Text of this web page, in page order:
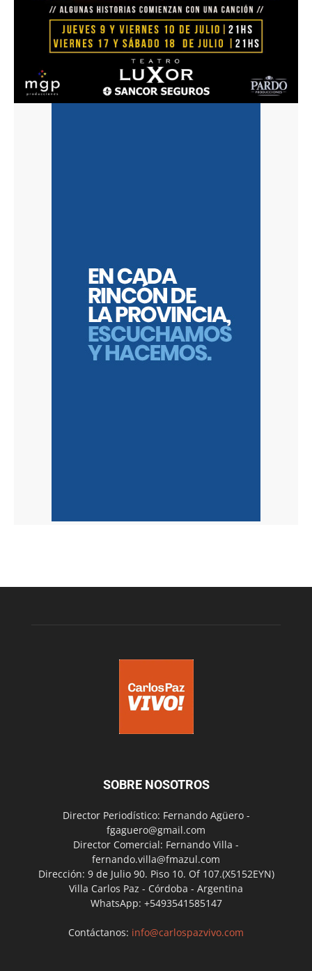
SOBRE NOSOTROS
Director Periodístico: Fernando Agüero -
fgaguero@gmail.com
Director Comercial: Fernando Villa -
fernando.villa@fmazul.com
Dirección: 9 de Julio 90. Piso 10. Of 107.(X5152EYN)
Villa Carlos Paz - Córdoba - Argentina
WhatsApp: +5493541585147
Contáctanos: info@carlospazvivo.com